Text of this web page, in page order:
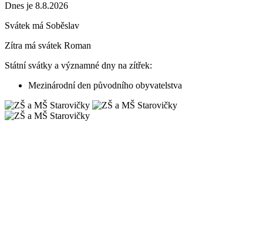
Dnes je 8.8.2026
Svátek má Soběslav
Zítra má svátek Roman
Státní svátky a významné dny na zítřek:
Mezinárodní den původního obyvatelstva